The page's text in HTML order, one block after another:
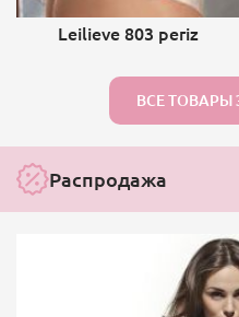
Leilieve 803 periz
ВСЕ ТОВАРЫ
Распродажа